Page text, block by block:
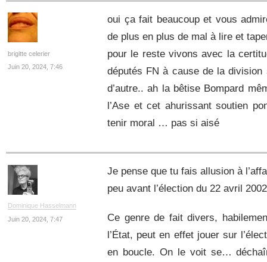
brigitte celerier
Juin 20, 2024, 7:46
oui ça fait beaucoup et vous
de plus en plus de mal à lire et
pour le reste vivons avec la
députés FN à cause de la
d’autre.. ah la bêtise Bompard
l’Ase et cet ahurissant soutien
tenir moral … pas si aisé
Dominique Hasselmann
Juin 20, 2024, 7:47
Je pense que tu fais allusion à
peu avant l’élection du 22 avril
Ce genre de fait divers,
l’État, peut en effet jouer sur
en boucle. On le voit se…